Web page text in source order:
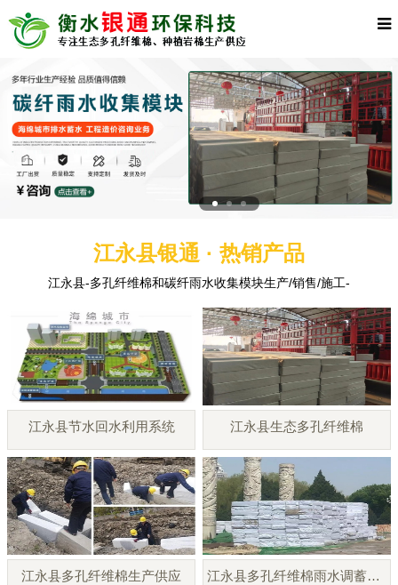
江永县银通 · 热销产品
江永县-多孔纤维棉和碳纤雨水收集模块生产/销售/施工-
江永县节水回水利用系统 江永县生态多孔纤维棉
江永县多孔纤维棉生产供应 江永县多孔纤维棉雨水调蓄模块